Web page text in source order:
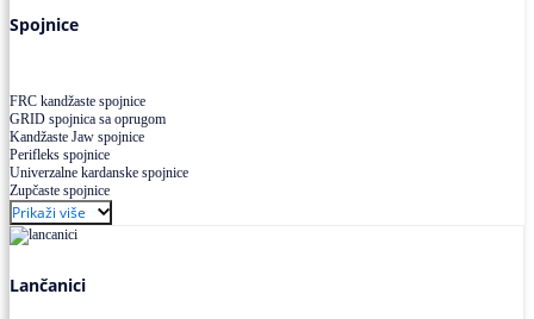
Spojnice
FRC kandžaste spojnice
GRID spojnica sa oprugom
Kandžaste Jaw spojnice
Perifleks spojnice
Univerzalne kardanske spojnice
Zupčaste spojnice
Prikaži više
Lančanici